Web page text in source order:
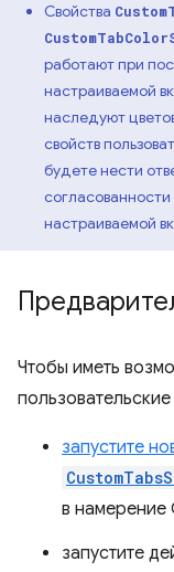
Свойства
работают при
настраиваемой
наследуют
свойств
будете нести
настраиваемой
Чтобы иметь
запустите
в намерение
запустите